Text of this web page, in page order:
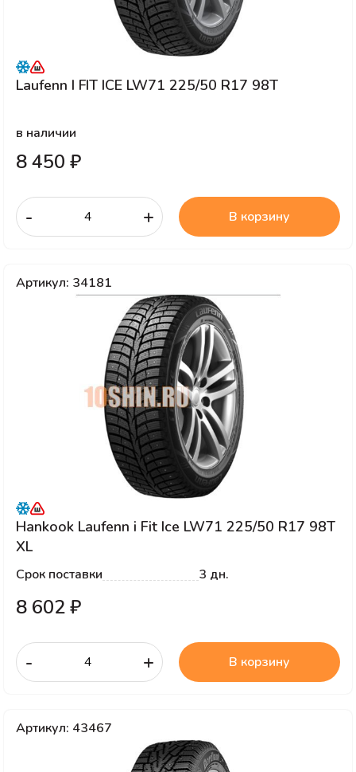
Laufenn I FIT ICE LW71 225/50 R17 98T
в наличии
8 450 ₽
- + В корзину
Артикул: 34181
Hankook Laufenn i Fit Ice LW71 225/50 R17 98T
XL
Срок поставки 3 дн.
8 602 ₽
- + В корзину
Артикул: 43467